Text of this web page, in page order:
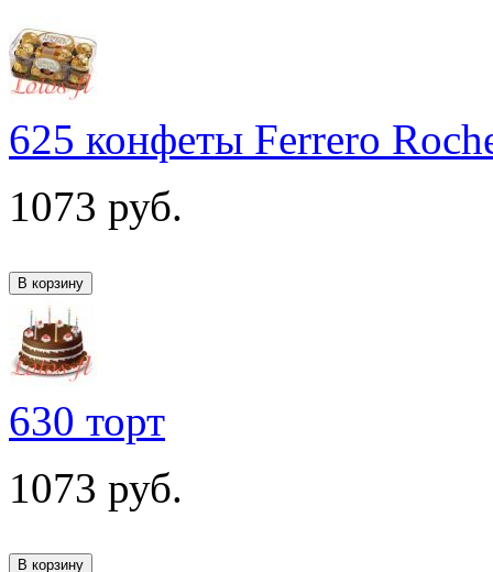
625 конфеты Ferrero
1073 руб.
630 торт
1073 руб.